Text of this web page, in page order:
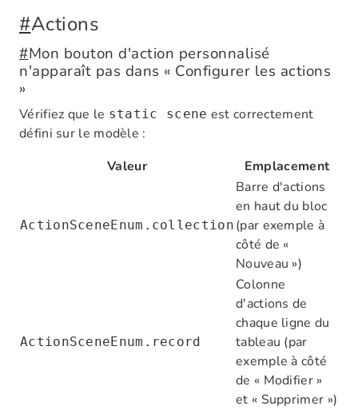
#Actions
#Mon bouton d'action personnalisé
n'apparaît pas dans « Configurer les actions
»
Vérifiez que le static scene est correctement
défini sur le modèle :
Valeur
Emplacement
ActionSceneEnum.collection
Barre d'actions
en haut du bloc
(par exemple à
côté de «
Nouveau »)
ActionSceneEnum.record
Colonne
d'actions de
chaque ligne du
tableau (par
exemple à côté
de « Modifier »
et « Supprimer »)